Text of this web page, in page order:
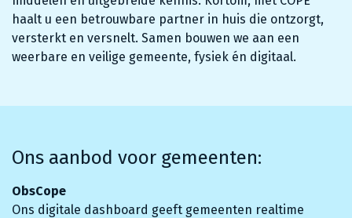
haalt u een betrouwbare partner in huis die ontzorgt,
versterkt en versnelt. Samen bouwen we aan een
weerbare en veilige gemeente, fysiek én digitaal.
Ons aanbod voor gemeenten:
ObsCope
Ons digitale dashboard geeft gemeenten realtime